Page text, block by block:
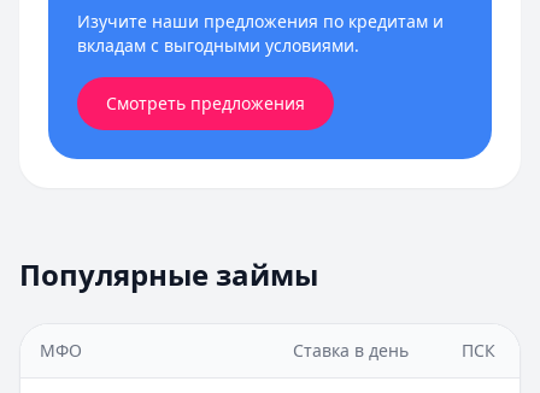
Изучите наши предложения по кредитам и
вкладам с выгодными условиями.
Смотреть предложения
Популярные займы
МФО Ставка в день ПСК